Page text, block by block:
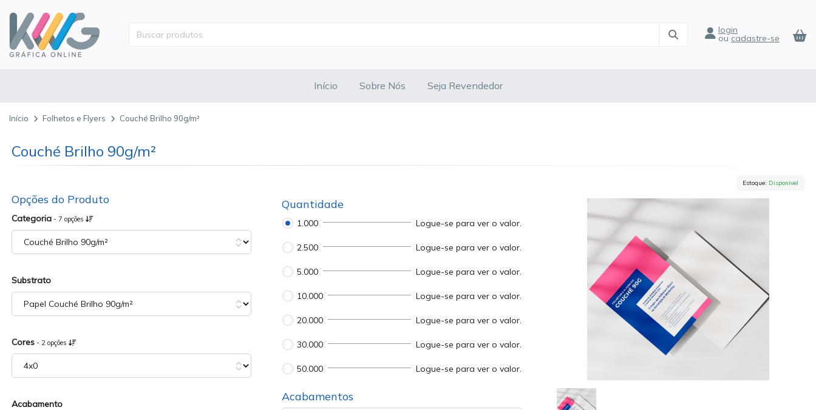
login
oucadastre-se
Início Sobre Nós Seja Revendedor
Início Folhetos e Flyers Couché Brilho 90g/m²
Couché Brilho 90g/m²
Opções do Produto
Categoria - 7 opções
Substrato
Cores - 2 opções
Acabamento
Quantidade
1.000 Logue-se para ver o valor.
20.000 Logue-se para ver o valor.
2.500 Logue-se para ver o valor.
30.000 Logue-se para ver o valor.
5.000 Logue-se para ver o valor.
50.000 Logue-se para ver o valor.
10.000 Logue-se para ver o valor.
Acabamentos
Estoque: Disponível